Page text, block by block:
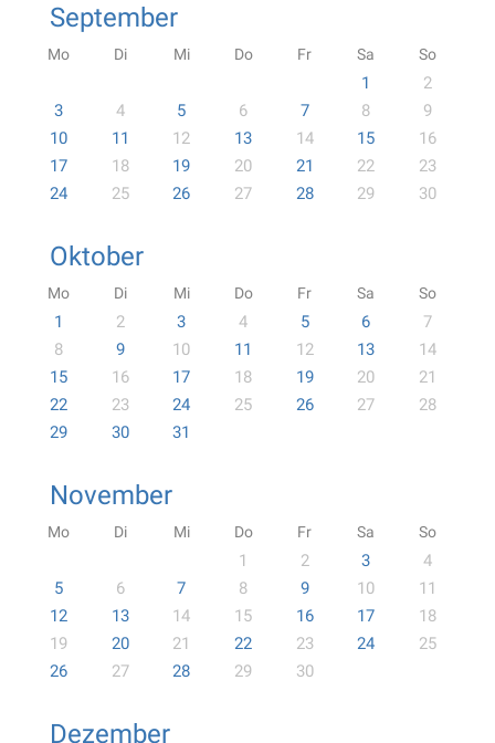
September
Mo Di Mi Do Fr Sa So
1
2
3
4 5 6 7 8
9
10
11 12 13 14 15
16
17
18 19 20 21 22
23
24
25 26 27 28 29 30
Oktober
Mo Di Mi Do Fr Sa So
1 2 3 4 5 6
7
8
9 10 11 12 13
14
15
16 17 18 19 20
21
22
23 24 25 26 27
28
29
30 31
November
Mo Di Mi Do Fr Sa So
1 2 3
4
5
6 7 8 9 10
11
12
13 14 15 16 17
18
19
20 21 22 23 24
25
26
27 28 29 30
Dezember